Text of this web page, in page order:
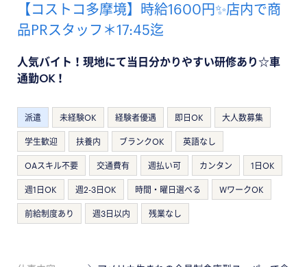
【コストコ多摩境】時給1600円✨店内で商
品PRスタッフ＊17:45迄
人気バイト！現地にて当日分かりやすい研修あり☆車
通勤OK！
派遣 未経験OK 経験者優遇 即日OK 大人数募集
学生歓迎 扶養内 ブランクOK 英語なし
OAスキル不要 交通費有 週払い可 カンタン 1日OK
週1日OK 週2-3日OK 時間・曜日選べる WワークOK
前給制度あり 週3日以内 残業なし